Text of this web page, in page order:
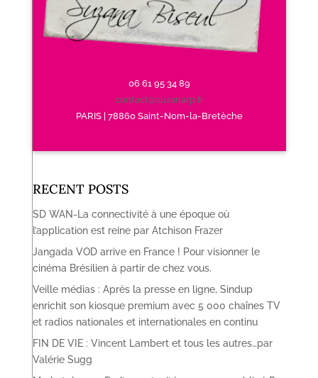
06 61 95 34 89
contact@suzanarp.fr
PARIS | 78860 Saint-Nom-la-Bretèche
RECENT POSTS
SD WAN-La connectivité à une époque où
l’application est reine par Atchison Frazer
Jangada VOD arrive en France ! Pour visionner le
cinéma Brésilien à partir de chez vous.
Veille médias : Après la presse en ligne, Sindup
enrichit son kiosque premium avec 5 000 chaînes TV
et radios nationales et internationales en continu
FIN DE VIE : Vincent Lambert et tous les autres…par
Valérie Sugg